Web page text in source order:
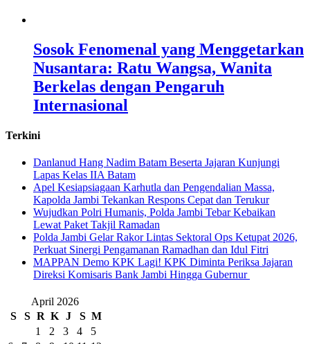
Sosok Fenomenal yang Menggetarkan
Nusantara: Ratu Wangsa, Wanita
Berkelas dengan Pengaruh
Internasional
Terkini
Danlanud Hang Nadim Batam Beserta Jajaran Kunjungi
Lapas Kelas IIA Batam
Apel Kesiapsiagaan Karhutla dan Pengendalian Massa,
Kapolda Jambi Tekankan Respons Cepat dan Terukur
Wujudkan Polri Humanis, Polda Jambi Tebar Kebaikan
Lewat Paket Takjil Ramadan
Polda Jambi Gelar Rakor Lintas Sektoral Ops Ketupat 2026,
Perkuat Sinergi Pengamanan Ramadhan dan Idul Fitri
‎MAPPAN Demo KPK Lagi! KPK Diminta Periksa Jajaran
Direksi Komisaris Bank Jambi Hingga Gubernur ‎
April 2026
S
S R K J S M
1
2 3 4
5